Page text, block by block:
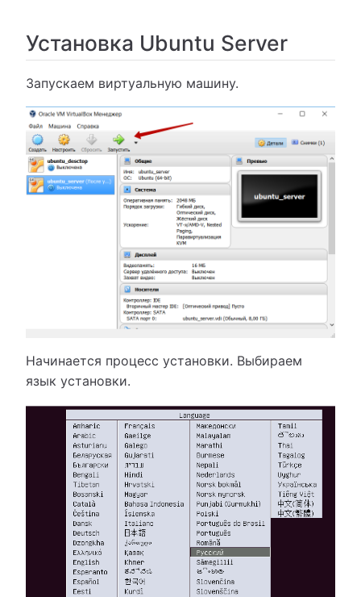
Установка Ubuntu Server
Запускаем виртуальную машину.
Начинается процесс установки. Выбираем
язык установки.